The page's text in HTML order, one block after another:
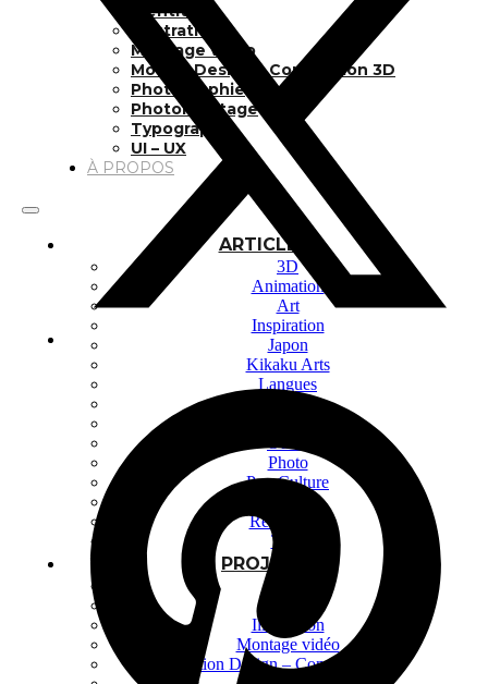
Identité
Illustration
Montage vidéo
Motion Design – Conception 3D
Photographie
Photomontage
Typographie
UI – UX
À PROPOS
ARTICLES
3D
Animation
Art
Inspiration
Japon
Kikaku Arts
Langues
Lifestyle
Photo
Pop Culture
Ressources
Tech
PROJETS
Dessin
Illustration
Montage vidéo
Motion Design – Conception 3D